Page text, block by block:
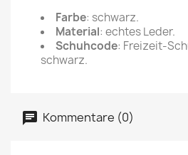
Farbe: schwarz.
Material: echtes Leder.
Schuhcode: Freizeit-
schwarz.
Kommentare (0)